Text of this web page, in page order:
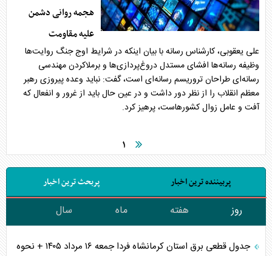
هجمه روانی دشمن
علیه مقاومت
علی یعقوبی، کارشناس رسانه با بیان اینکه در شرایط اوج جنگ روایت‌ها
وظیفه رسانه‌ها افشای مستدل دروغ‌پردازی‌ها و برملاکردن مهندسی
رسانه‌ای طراحان تروریسم رسانه‌ای است، گفت: نباید وعده پیروزی رهبر
معظم انقلاب را از نظر دور داشت و در عین حال باید از غرور و انفعال که
آفت و عامل زوال کشورهاست، پرهیز کرد.
۱
پربیننده ترین اخبار پربحث ترین اخبار
روز هفته ماه سال
جدول قطعی برق استان کرمانشاه فردا جمعه ۱۶ مرداد ۱۴۰۵ + نحوه